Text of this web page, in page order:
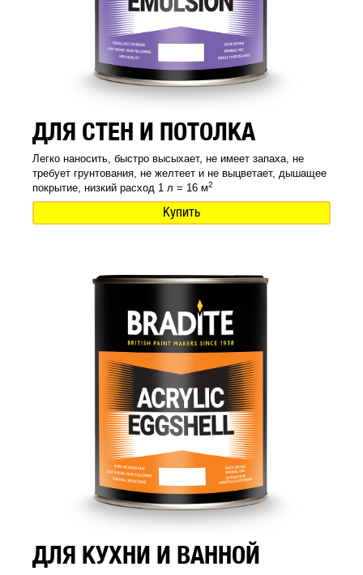
ДЛЯ СТЕН И ПОТОЛКА
Легко наносить, быстро высыхает, не имеет запаха, не
требует грунтования, не желтеет и не выцветает, дышащее
покрытие, низкий расход 1 л = 16 м2
Купить
ДЛЯ КУХНИ И ВАННОЙ